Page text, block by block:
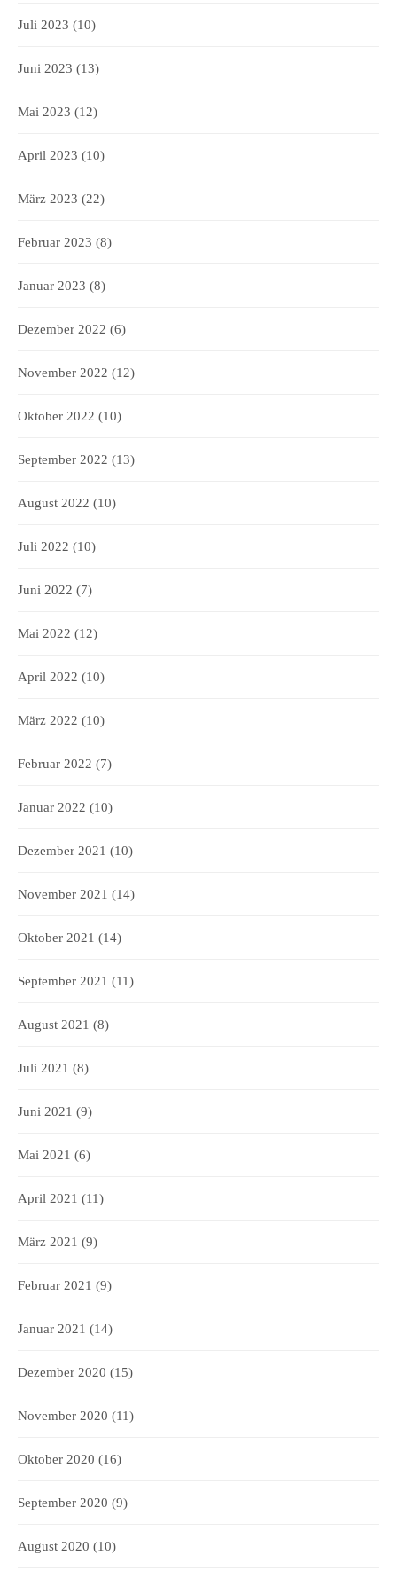
Juli 2023 (10)
Juni 2023 (13)
Mai 2023 (12)
April 2023 (10)
März 2023 (22)
Februar 2023 (8)
Januar 2023 (8)
Dezember 2022 (6)
November 2022 (12)
Oktober 2022 (10)
September 2022 (13)
August 2022 (10)
Juli 2022 (10)
Juni 2022 (7)
Mai 2022 (12)
April 2022 (10)
März 2022 (10)
Februar 2022 (7)
Januar 2022 (10)
Dezember 2021 (10)
November 2021 (14)
Oktober 2021 (14)
September 2021 (11)
August 2021 (8)
Juli 2021 (8)
Juni 2021 (9)
Mai 2021 (6)
April 2021 (11)
März 2021 (9)
Februar 2021 (9)
Januar 2021 (14)
Dezember 2020 (15)
November 2020 (11)
Oktober 2020 (16)
September 2020 (9)
August 2020 (10)